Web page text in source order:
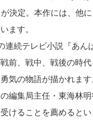
決定。本作には、他に
ます。
連続テレビ小説『あん
前、戦中、戦後の時
気の物語が描かれます
編集局主任・東海林
けることを薦めるとい